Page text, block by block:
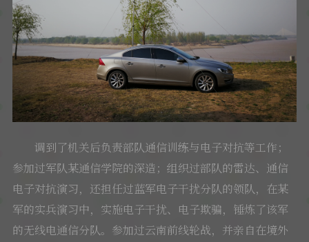
调到了机关后负责部队通信训练与电子对抗等工作；
参加过军队某通信学院的深造；组织过部队的雷达、通信
电子对抗演习，还担任过蓝军电子干扰分队的领队，在某
军的实兵演习中，实施电子干扰、电子欺骗，锤炼了该军
的无线电通信分队。参加过云南前线轮战，并亲自在境外